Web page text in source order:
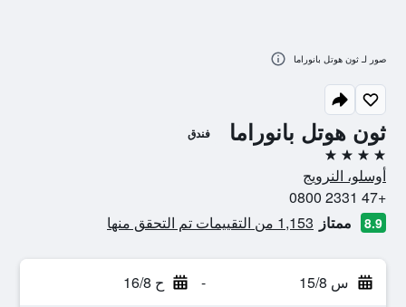
ثون هوتل بانوراما فندق
4 نجوم
أوسلو، النرويج
+47 2331 0800
8.9 ممتاز 1,153 من التقييمات تم التحقق منها
س 15/8 - ح 16/8
صور لـ ثون هوتل بانوراما